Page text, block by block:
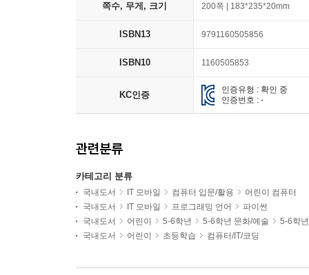
쪽수, 무게, 크기 200쪽 | 183*235*20mm
ISBN13 9791160505856
ISBN10 1160505853
KC인증
인증유형 : 확인 중
인증번호 : -
관련분류
카테고리 분류
국내도서 IT 모바일 컴퓨터 입문/활용
어린이 컴퓨터
국내도서
IT 모바일 프로그래밍 언어
파이썬
국내도서
어린이 5-6학년 5-6학년 문화/예술
5-6학
국내도서
어린이 초등학습 컴퓨터/IT/코딩